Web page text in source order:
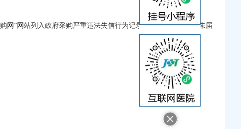
网”网站列入政府采购严重违法失信行为记录名单（处罚期限尚未届